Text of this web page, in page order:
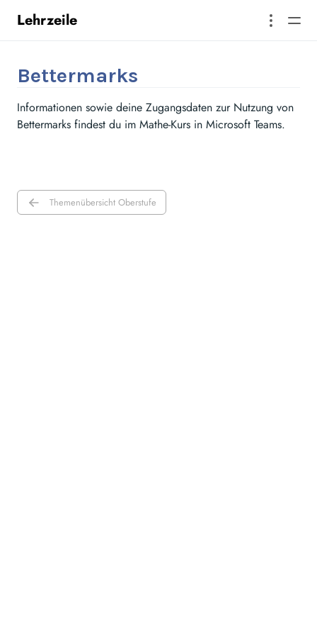
Lehrzeile
Bettermarks
Informationen sowie deine Zugangsdaten zur Nutzung von
Bettermarks findest du im Mathe-Kurs in Microsoft Teams.
Themenübersicht Oberstufe